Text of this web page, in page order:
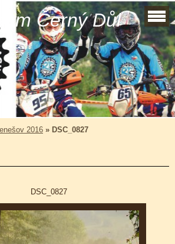
Černý Důl
2016 » DSC_0827
DSC_0827